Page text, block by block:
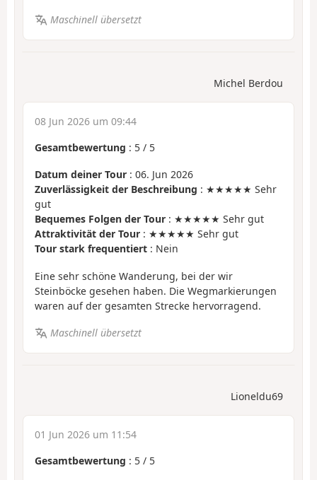
Maschinell übersetzt
Michel Berdou
08 Jun 2026 um 09:44
Gesamtbewertung : 5 / 5
Datum deiner Tour : 06. Jun 2026
Zuverlässigkeit der Beschreibung : ★★★★★ Sehr
gut
Bequemes Folgen der Tour : ★★★★★ Sehr gut
Attraktivität der Tour : ★★★★★ Sehr gut
Tour stark frequentiert : Nein
Eine sehr schöne Wanderung, bei der wir
Steinböcke gesehen haben. Die Wegmarkierungen
waren auf der gesamten Strecke hervorragend.
Maschinell übersetzt
Lioneldu69
01 Jun 2026 um 11:54
Gesamtbewertung : 5 / 5